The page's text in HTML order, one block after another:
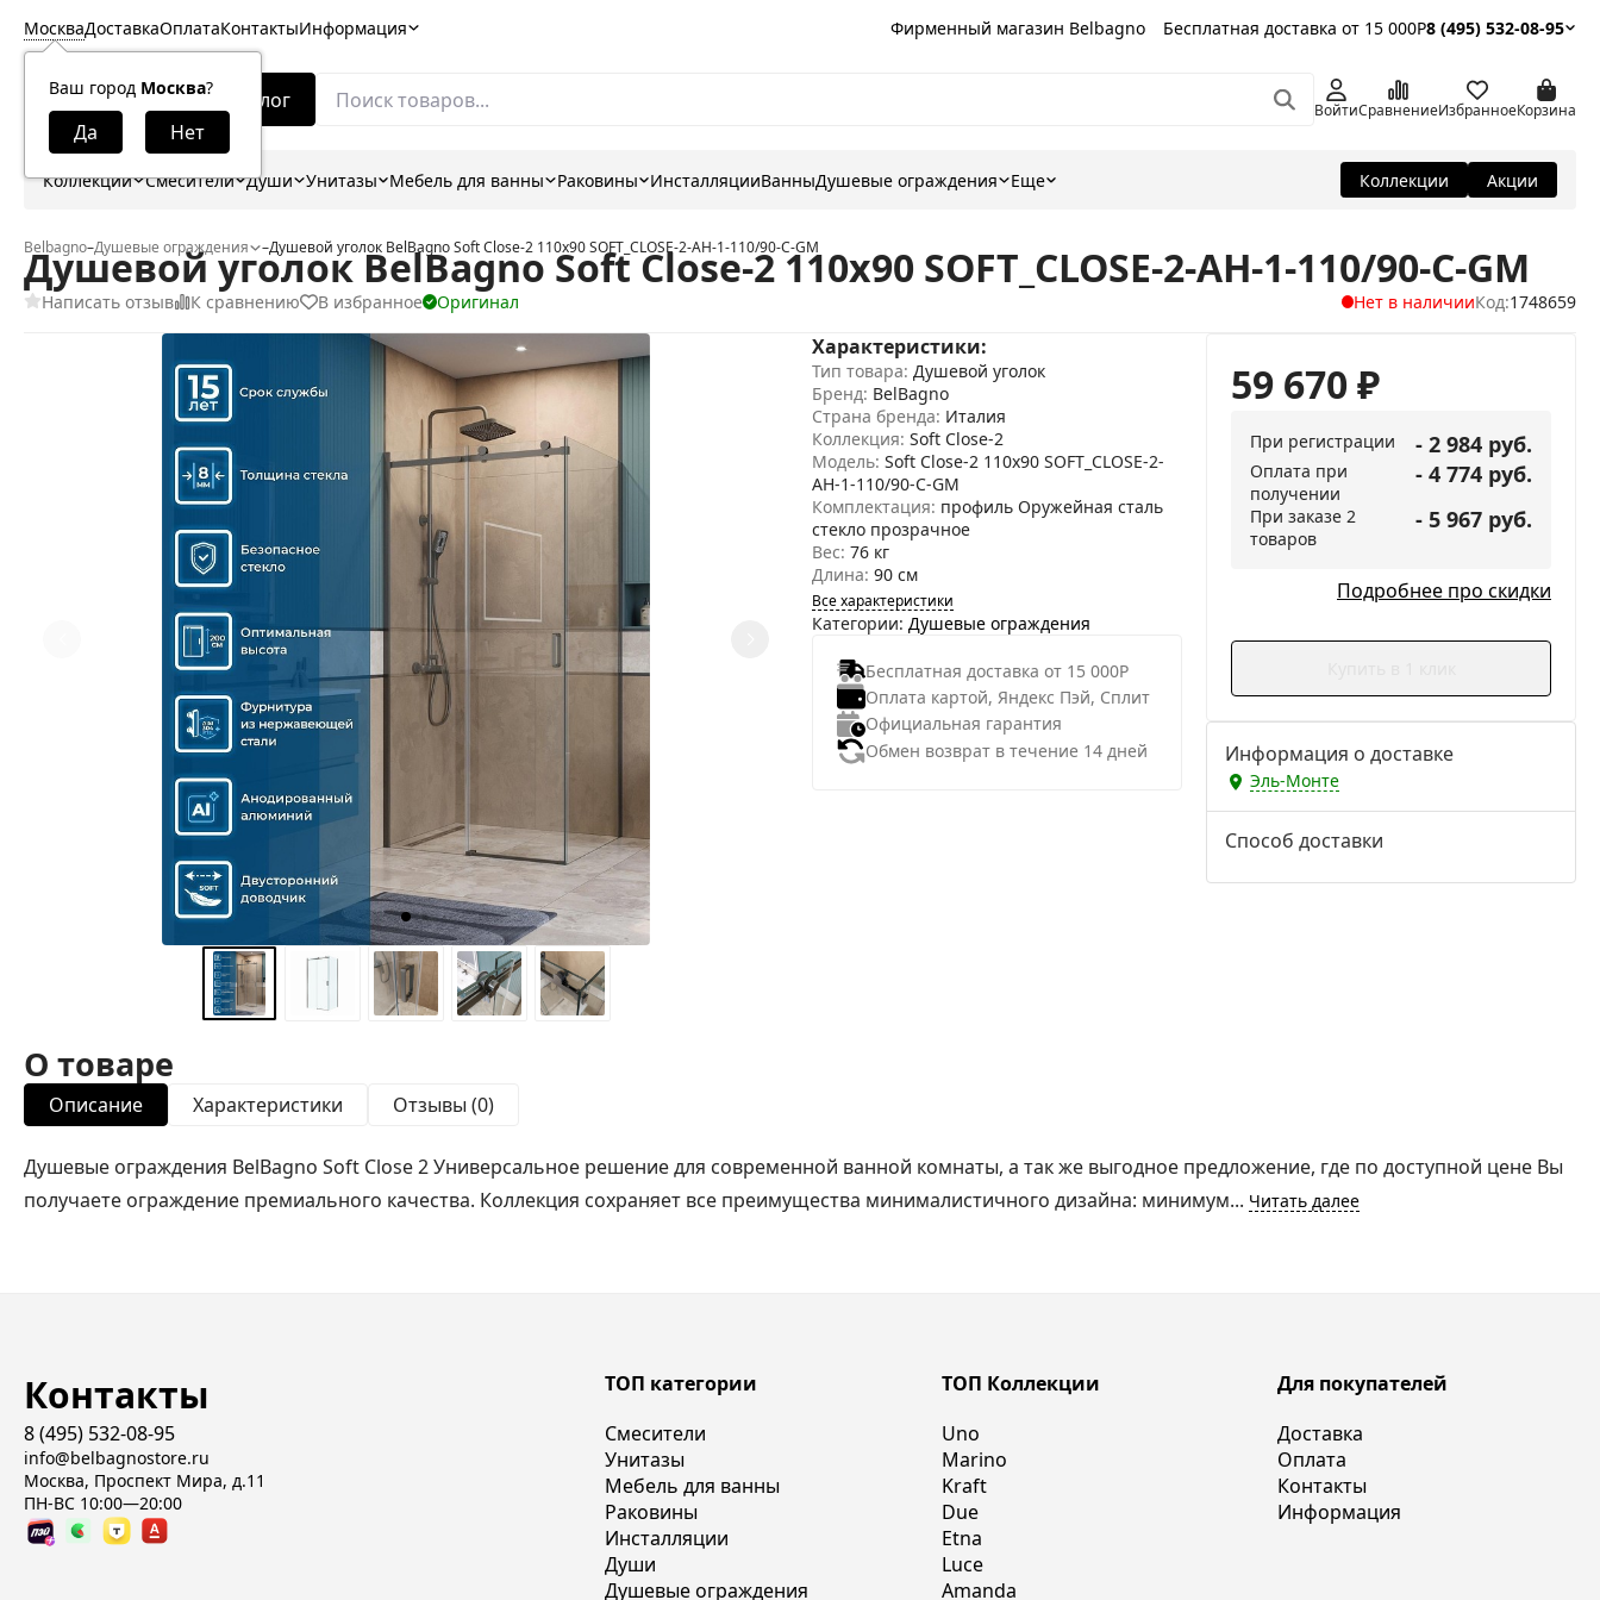
Москва
Ваш город Москва?
ДоставкаОплатаКонтактыИнформация Фирменный магазин Belbagno Бесплатная доставка от 15 000Р8 (495) 532-08-95
Каталог ВойтиСравнениеИзбранноеКорзина
Коллекции Смесители Души Унитазы Мебель для ванны Раковины ИнсталляцииВанныДушевые ограждения Еще Коллекции Акции
Belbagno–Душевые ограждения –Душевой уголок BelBagno Soft Close-2 110x90 SOFT_CLOSE-2-AH-1-110/90-C-GM
Душевой уголок BelBagno Soft Close-2 110x90 SOFT_CLOSE-2-AH-1-110/90-C-GM
Написать отзыв К сравнению В избранное Оригинал Нет в наличииКод:1748659
Характеристики:
Тип товара: Душевой уголок
Бренд: BelBagno
Страна бренда: Италия
Коллекция: Soft Close-2
Модель: Soft Close-2 110x90 SOFT_CLOSE-2-
AH-1-110/90-C-GM
Комплектация: профиль Оружейная сталь
стекло прозрачное
Вес: 76 кг
Длина: 90 см
Все характеристики
Категории: Душевые ограждения
Бесплатная доставка от 15 000Р
Оплата картой, Яндекс Пэй, Сплит
Официальная гарантия
Обмен возврат в течение 14 дней
59 670₽
При регистрации - 2 984 руб.
Оплата при
получении
- 4 774 руб.
При заказе 2
товаров
- 5 967 руб.
Подробнее про скидки
Информация о доставке
Эль-Монте
Способ доставки
О товаре
Описание Характеристики Отзывы (0)
Душевые ограждения BelBagno Soft Close 2 Универсальное решение для современной ванной комнаты, а так же выгодное предложение, где по доступной цене Вы
получаете ограждение премиального качества. Коллекция сохраняет все преимущества минималистичного дизайна: минимум... Читать далее
Контакты
8 (495) 532-08-95
info@belbagnostore.ru
Москва, Проспект Мира, д.11
ПН-ВС 10:00—20:00
ТОП категории
Смесители
Унитазы
Мебель для ванны
Раковины
Инсталляции
Души
Душевые ограждения
ТОП Коллекции
Uno
Marino
Kraft
Due
Etna
Luce
Amanda
Для покупателей
Доставка
Оплата
Контакты
Информация